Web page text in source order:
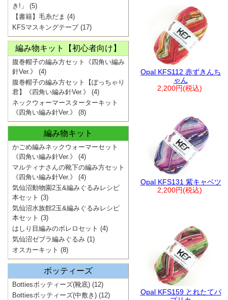
Opal KFS112 赤ずきんち
ゃん
2,200円(税込)
Opal KFS131 紫キャベツ
2,200円(税込)
Opal KFS159 とれたてパ
き!」
(5)
【書籍】毛糸だま (4)
KFSマスキングテープ(17)
編み物キット【初心者向け】
腹巻帽子の編み方セット《四角い編み
針Ver.》
(4)
腹巻帽子の編み方セット【ぽっちゃり
君】《四角い編み針Ver.》
(4)
ネックウォーマースターターキット
《四角い編み針Ver.》
(8)
編み物キット
かごめ編みネックウォーマーセット
《四角い編み針Ver.》
(4)
マルティナさんの靴下の編み方セット
《四角い編み針Ver.》
(4)
気仙沼動物園2玉&編みぐるみレシピ
本セット (3)
気仙沼水族館2玉&編みぐるみレシピ
本セット (3)
はしり目編みのボレロセット (4)
気仙沼ゼブラ編みぐるみ (1)
オスカーキット (8)
ボッティーズ
Bottiesボッティーズ(靴底) (12)
Bottiesボッティーズ(中敷き) (12)